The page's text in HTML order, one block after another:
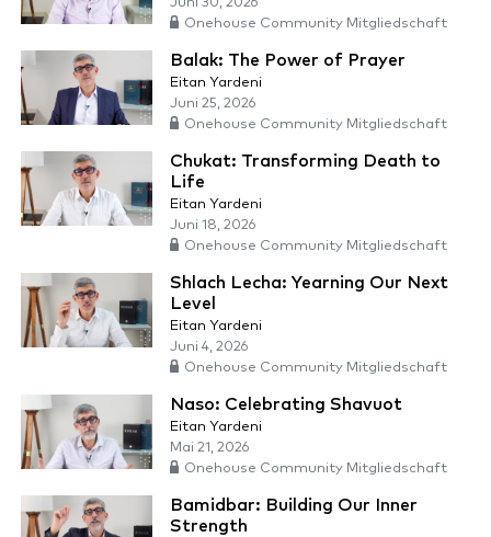
Juni 30, 2026
Onehouse Community Mitgliedschaft
Balak: The Power of Prayer
Eitan Yardeni
Juni 25, 2026
Onehouse Community Mitgliedschaft
Chukat: Transforming Death to
Life
Eitan Yardeni
Juni 18, 2026
Onehouse Community Mitgliedschaft
Shlach Lecha: Yearning Our Next
Level
Eitan Yardeni
Juni 4, 2026
Onehouse Community Mitgliedschaft
Naso: Celebrating Shavuot
Eitan Yardeni
Mai 21, 2026
Onehouse Community Mitgliedschaft
Bamidbar: Building Our Inner
Strength